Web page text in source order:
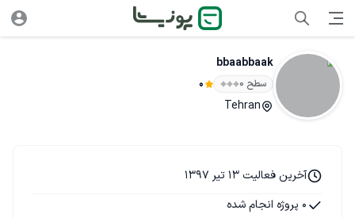
bbaabbaak
سطح ۰ 0
Tehran
آخرین فعالیت 13 تیر 1397
0 پروژه انجام شده